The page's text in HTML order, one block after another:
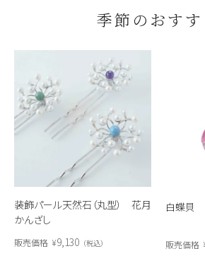
季節のおすす
装飾パール天然石（丸型） 花月
かんざし
販売価格 ¥9,130 税込
白蝶貝
販売価格